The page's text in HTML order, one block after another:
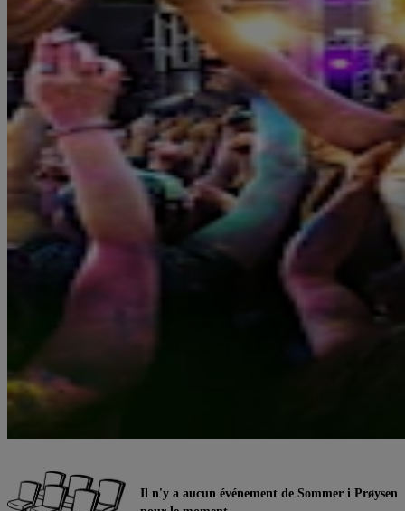
Il n'y a aucun événement de Sommer i Prøysen